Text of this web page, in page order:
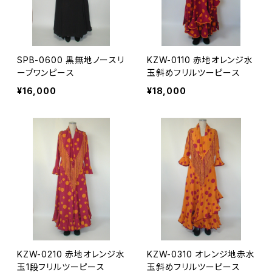
SPB-0600 黒無地ノースリ
ーブワンピース
¥16,000
KZW-0110 赤地オレンジ水
玉斜めフリルツーピース
¥18,000
KZW-0210 赤地オレンジ水
玉1段フリルツーピース
KZW-0310 オレンジ地赤水
玉斜めフリルツーピース